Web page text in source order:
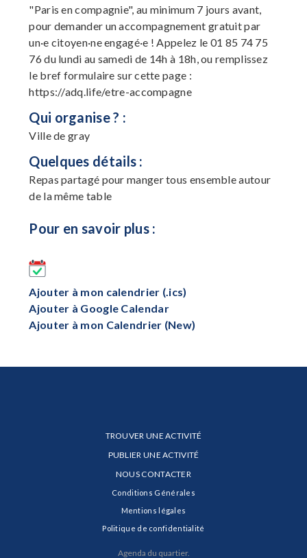
"Paris en compagnie", au minimum 7 jours avant,
pour demander un accompagnement gratuit par
un·e citoyen·ne engagé·e ! Appelez le 01 85 74 75
76 du lundi au samedi de 14h à 18h, ou remplissez
le bref formulaire sur cette page :
https://adq.life/etre-accompagne
Qui organise ? :
Ville de gray
Quelques détails :
Repas partagé pour manger tous ensemble autour
de la même table
Pour en savoir plus :
Ajouter à mon calendrier (.ics)
Ajouter à Google Calendar
Ajouter à mon Calendrier (New)
TROUVER UNE ACTIVITÉ
PUBLIER UNE ACTIVITÉ
NOUS CONTACTER
Conditions Générales
Mentions légales
Politique de confidentialité
Agenda du quartier.